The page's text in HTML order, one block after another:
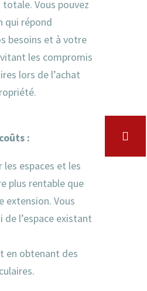
Vous pouvez
qui répond
besoins et à votre
les compromis
lors de l’achat
:
espaces et les
plus rentable que
extension. Vous
l’espace existant
en obtenant des